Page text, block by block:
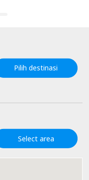
Pilih destinasi
Select area